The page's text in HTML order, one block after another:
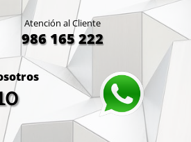
Atención al Cliente
986 165 222